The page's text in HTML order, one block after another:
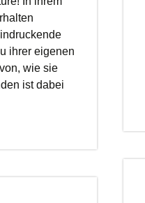
ihrer eigenen
wie sie
ist dabei